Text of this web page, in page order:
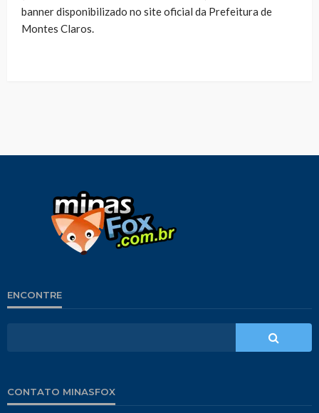
banner disponibilizado no site oficial da Prefeitura de
Montes Claros.
ENCONTRE
CONTATO MINASFOX